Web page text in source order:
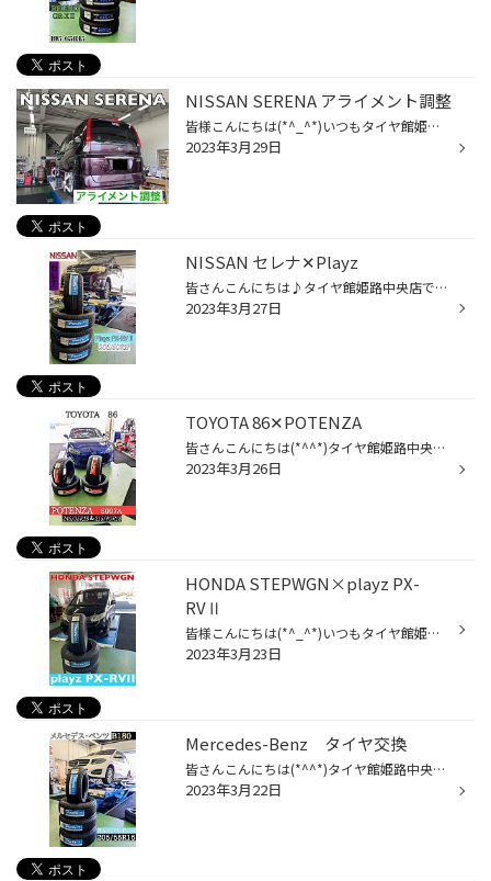
NISSAN SERENA アライメント調整
皆様こんにちは(*^_^*)いつもタイヤ館姫路中央店webをご覧いただき誠にありがとうございます！ 本日はセレナのアライメント調整をご紹介します！ 先日タイヤ交換をご依頼いただいたお客様で後日アライメント調整もご依頼いただきました！！ タイヤ交換と同時にアライメント調整をご依頼いただくと、...
2023年3月29日
NISSAN セレナ✕Playz
皆さんこんにちは♪タイヤ館姫路中央店です！ 本日はセレナのタイヤ交換をご紹介します♪ 今回ご購入頂いたのはPlayz PX-RVⅡになります！ Playz PX-RVⅡの詳細はコチラ こちらのタイヤは直進安定性に優れており、 普段からバイパスや高速道路を走行される方にオススメのタイヤです。 更にウェット性能...
2023年3月27日
TOYOTA 86✕POTENZA
皆さんこんにちは(*^^*)タイヤ館姫路中央店です！ 本日はTOYOTA86のタイヤ交換をご紹介致します！ 今回ご購入頂いたのはPOTENZA S007Aになります！ POTENZA S007Aの詳細はコチラ お客様とお話させていただき、スポーツタイヤのコチラをオススメさせていただきました! ドライ性能に優れており爽快な...
2023年3月26日
HONDA STEPWGN×playz PX-
RVⅡ
皆様こんにちは(*^_^*)いつもタイヤ館姫路中央店webをご覧いただき誠にありがとうございます！ 本日はステップワゴンのタイヤ交換をご紹介します！ 高速道路を頻繁に使うとの事でしたのでplayz PX-RVⅡをご提案させていただきました♪ playz PX-RVⅡの詳細はこちらをTAP タイヤ値上げまで残り僅かです...
2023年3月23日
Mercedes-Benz タイヤ交換
皆さんこんにちは(*^^*)タイヤ館姫路中央店です♪ 本日はベンツB180のタイヤ交換をご紹介致します。 今回ご購入頂いたのはPlayz PX-RVⅡになります。 Playz PX-RVⅡの詳細はコチラ こちらのタイヤは直進安定性に優れており、 バイパスや高速道路をご利用される方に 大変オススメのタイヤになっておりま...
2023年3月22日